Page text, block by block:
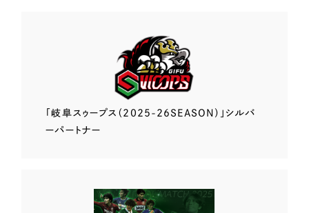
「岐阜スゥープス （2025-26SEASON）」 シルバ
ーパートナー